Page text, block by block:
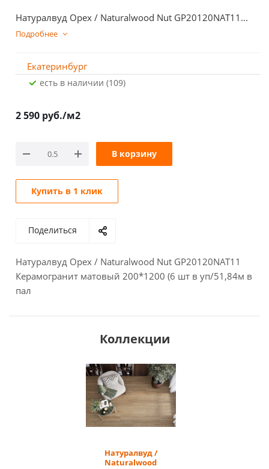
Натуралвуд Орех / Naturalwood Nut GP20120NAT11...
Подробнее
Екатеринбург
Есть в наличии (109)
2 590 руб./м2
В корзину
Купить в 1 клик
Поделиться
Натуралвуд Орех / Naturalwood Nut GP20120NAT11
Керамогранит матовый 200*1200 (6 шт в уп/51,84м в
пал
Коллекции
Натуралвуд /
Naturalwood